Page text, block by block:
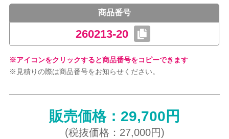
商品番号
260213-20
※アイコンをクリックすると商品番号をコピーできます
※見積りの際は商品番号をお知らせください。
販売価格：29,700円
(税抜価格：27,000円)